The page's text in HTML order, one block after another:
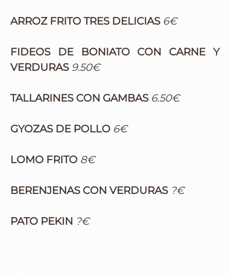
ARROZ FRITO TRES DELICIAS 6€
FIDEOS DE BONIATO CON CARNE Y
VERDURAS 9.50€
TALLARINES CON GAMBAS 6.50€
GYOZAS DE POLLO 6€
LOMO FRITO 8€
BERENJENAS CON VERDURAS ?€
PATO PEKIN ?€